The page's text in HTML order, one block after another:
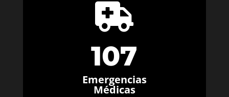

107
Emergencias
Médicas